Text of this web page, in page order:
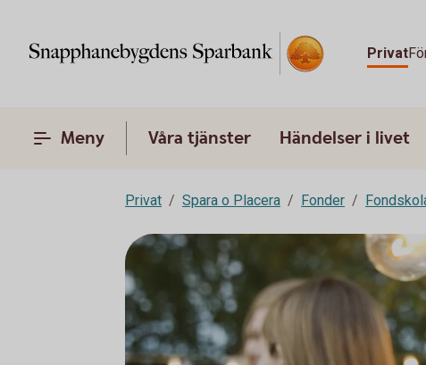
Privat
Meny Våra tjänster Händelser i livet
Privat Spara o Placera Fonder